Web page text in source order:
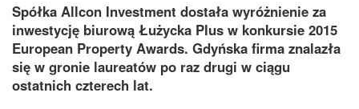
Spółka Allcon Investment dostała wyróżnienie za
inwestycję biurową Łużycka Plus w konkursie 2015
European Property Awards. Gdyńska firma znalazła
się w gronie laureatów po raz drugi w ciągu
ostatnich czterech lat.